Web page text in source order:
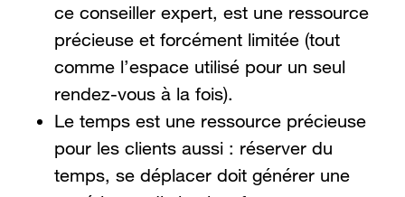
ce conseiller expert, est une ressource
précieuse et forcément limitée (tout
comme l’espace utilisé pour un seul
rendez-vous à la fois).
Le temps est une ressource précieuse
pour les clients aussi : réserver du
temps, se déplacer doit générer une